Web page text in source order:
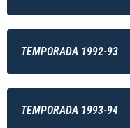
TEMPORADA 1992-93
TEMPORADA 1993-94